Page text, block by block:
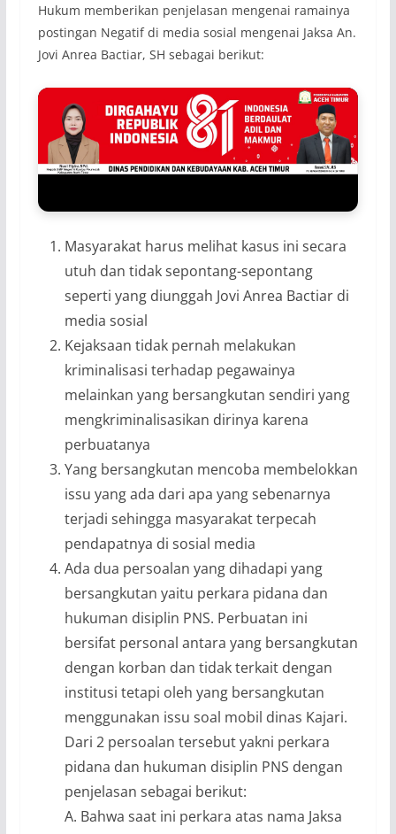
Hukum memberikan penjelasan mengenai ramainya
postingan Negatif di media sosial mengenai Jaksa An.
Jovi Anrea Bactiar, SH sebagai berikut:
Masyarakat harus melihat kasus ini secara
utuh dan tidak sepontang-sepontang
seperti yang diunggah Jovi Anrea Bactiar di
media sosial
Kejaksaan tidak pernah melakukan
kriminalisasi terhadap pegawainya
melainkan yang bersangkutan sendiri yang
mengkriminalisasikan dirinya karena
perbuatanya
Yang bersangkutan mencoba membelokkan
issu yang ada dari apa yang sebenarnya
terjadi sehingga masyarakat terpecah
pendapatnya di sosial media
Ada dua persoalan yang dihadapi yang
bersangkutan yaitu perkara pidana dan
hukuman disiplin PNS. Perbuatan ini
bersifat personal antara yang bersangkutan
dengan korban dan tidak terkait dengan
institusi tetapi oleh yang bersangkutan
menggunakan issu soal mobil dinas Kajari.
Dari 2 persoalan tersebut yakni perkara
pidana dan hukuman disiplin PNS dengan
penjelasan sebagai berikut:
A. Bahwa saat ini perkara atas nama Jaksa